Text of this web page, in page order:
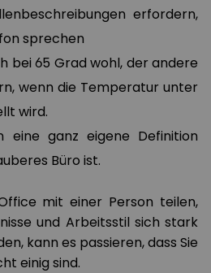
erfordern,
sprechen
bei 65 Grad wohl, der andere
wenn die Temperatur unter
wird.
eine ganz eigene Definition
Büro ist.
mit einer Person teilen,
und Arbeitsstil sich stark
kann es passieren, dass Sie
einig sind.